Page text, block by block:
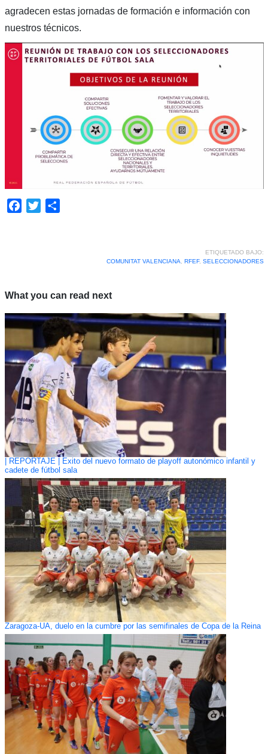
agradecen estas jornadas de formación e información con
nuestros técnicos.
Facebook
Twitter
ETIQUETADO BAJO:
COMUNITAT VALENCIANA
RFEF, SELECCIONADORES
What you can read next
| REPORTAJE | Éxito del nuevo formato de playoff autonómico infantil y
cadete de fútbol sala
Zaragoza-UA, duelo en la cumbre por las semifinales de Copa de la Reina